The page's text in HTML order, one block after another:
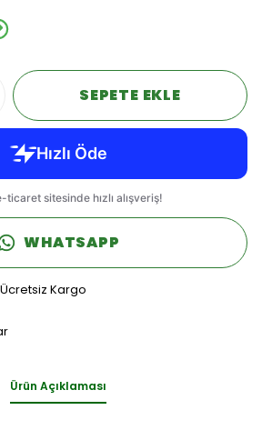
SEPETE EKLE
WHATSAPP
Kargo
Ürün Açıklaması